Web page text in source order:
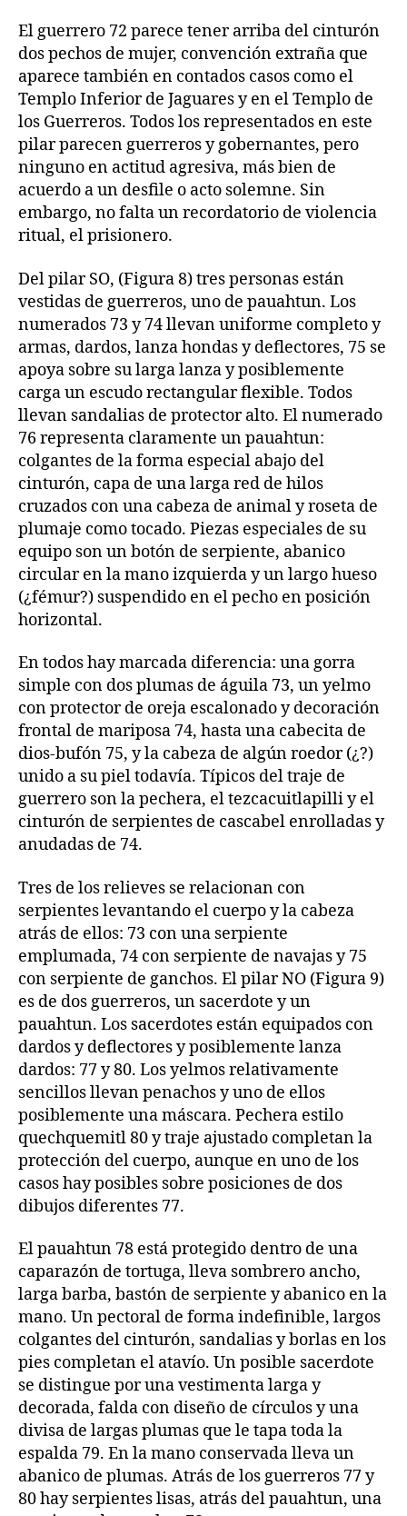
El guerrero 72 parece tener arriba del cinturón
dos pechos de mujer, convención extraña que
aparece también en contados casos como el
Templo Inferior de Jaguares y en el Templo de
los Guerreros. Todos los representados en este
pilar parecen guerreros y gobernantes, pero
ninguno en actitud agresiva, más bien de
acuerdo a un desfile o acto solemne. Sin
embargo, no falta un recordatorio de violencia
ritual, el prisionero.
Del pilar SO, (Figura 8) tres personas están
vestidas de guerreros, uno de pauahtun. Los
numerados 73 y 74 llevan uniforme completo y
armas, dardos, lanza hondas y deflectores, 75 se
apoya sobre su larga lanza y posiblemente
carga un escudo rectangular flexible. Todos
llevan sandalias de protector alto. El numerado
76 representa claramente un pauahtun:
colgantes de la forma especial abajo del
cinturón, capa de una larga red de hilos
cruzados con una cabeza de animal y roseta de
plumaje como tocado. Piezas especiales de su
equipo son un botón de serpiente, abanico
circular en la mano izquierda y un largo hueso
(¿fémur?) suspendido en el pecho en posición
horizontal.
En todos hay marcada diferencia: una gorra
simple con dos plumas de águila 73, un yelmo
con protector de oreja escalonado y decoración
frontal de mariposa 74, hasta una cabecita de
dios-bufón 75, y la cabeza de algún roedor (¿?)
unido a su piel todavía. Típicos del traje de
guerrero son la pechera, el tezcacuitlapilli y el
cinturón de serpientes de cascabel enrolladas y
anudadas de 74.
Tres de los relieves se relacionan con
serpientes levantando el cuerpo y la cabeza
atrás de ellos: 73 con una serpiente
emplumada, 74 con serpiente de navajas y 75
con serpiente de ganchos. El pilar NO (Figura 9)
es de dos guerreros, un sacerdote y un
pauahtun. Los sacerdotes están equipados con
dardos y deflectores y posiblemente lanza
dardos: 77 y 80. Los yelmos relativamente
sencillos llevan penachos y uno de ellos
posiblemente una máscara. Pechera estilo
quechquemitl 80 y traje ajustado completan la
protección del cuerpo, aunque en uno de los
casos hay posibles sobre posiciones de dos
dibujos diferentes 77.
El pauahtun 78 está protegido dentro de una
caparazón de tortuga, lleva sombrero ancho,
larga barba, bastón de serpiente y abanico en la
mano. Un pectoral de forma indefinible, largos
colgantes del cinturón, sandalias y borlas en los
pies completan el atavío. Un posible sacerdote
se distingue por una vestimenta larga y
decorada, falda con diseño de círculos y una
divisa de largas plumas que le tapa toda la
espalda 79. En la mano conservada lleva un
abanico de plumas. Atrás de los guerreros 77 y
80 hay serpientes lisas, atrás del pauahtun, una